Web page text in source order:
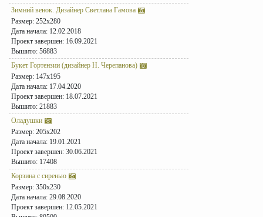
Зимний венок. Дизайнер Светлана Гамова
Размер: 252x280
Дата начала: 12.02.2018
Проект завершен: 16.09.2021
Вышито: 56883
Букет Гортензии (дизайнер Н. Черепанова)
Размер: 147x195
Дата начала: 17.04.2020
Проект завершен: 18.07.2021
Вышито: 21883
Оладушки
Размер: 205x202
Дата начала: 19.01.2021
Проект завершен: 30.06.2021
Вышито: 17408
Корзина с сиренью
Размер: 350x230
Дата начала: 29.08.2020
Проект завершен: 12.05.2021